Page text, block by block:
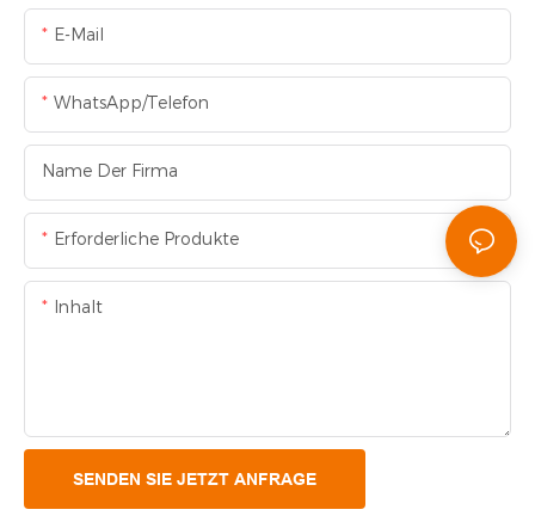
E-Mail
WhatsApp/Telefon
Name Der Firma
Erforderliche Produkte
Inhalt
SENDEN SIE JETZT ANFRAGE